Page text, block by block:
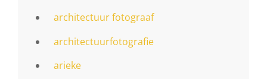
architectuur fotograaf
architectuurfotografie
arieke